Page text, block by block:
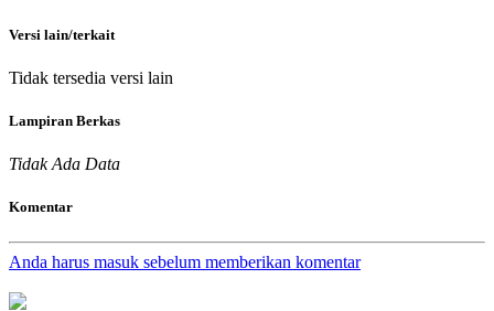
Versi lain/terkait
Tidak tersedia versi lain
Lampiran Berkas
Tidak Ada Data
Komentar
Anda harus masuk sebelum memberikan komentar